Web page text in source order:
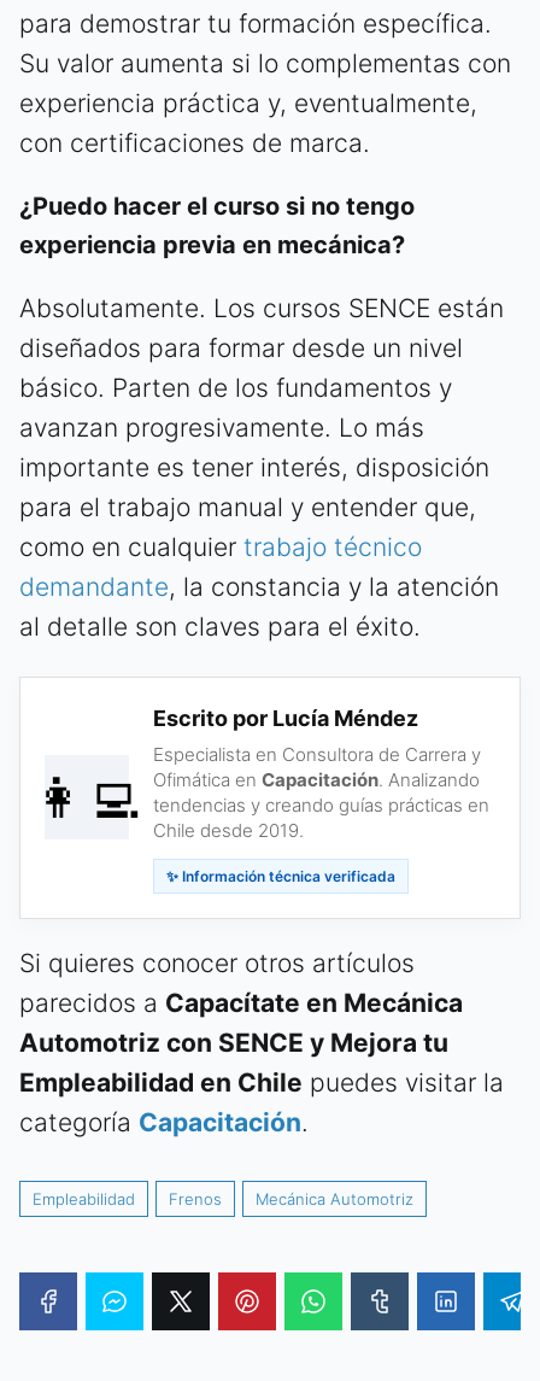
para demostrar tu formación específica.
Su valor aumenta si lo complementas con
experiencia práctica y, eventualmente,
con certificaciones de marca.
¿Puedo hacer el curso si no tengo
experiencia previa en mecánica?
Absolutamente. Los cursos SENCE están
diseñados para formar desde un nivel
básico. Parten de los fundamentos y
avanzan progresivamente. Lo más
importante es tener interés, disposición
para el trabajo manual y entender que,
como en cualquier trabajo técnico
demandante, la constancia y la atención
al detalle son claves para el éxito.
👩‍💻
Escrito por Lucía Méndez
Especialista en Consultora de Carrera y
Ofimática en Capacitación. Analizando
tendencias y creando guías prácticas en
Chile desde 2019.
✨ Información técnica verificada
Si quieres conocer otros artículos
parecidos a Capacítate en Mecánica
Automotriz con SENCE y Mejora tu
Empleabilidad en Chile puedes visitar la
categoría Capacitación.
Empleabilidad Frenos Mecánica Automotriz